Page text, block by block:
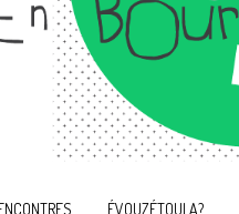
ÉVOUZÉTOULA?